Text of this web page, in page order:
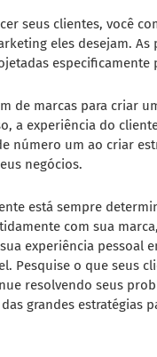
seus clientes, você
eles desejam. As
especificamente
de marcas para criar
a experiência do
número um ao criar
negócios.
está sempre
com sua
experiência pessoal
Pesquise o que seus
resolvendo seus
grandes estratégias